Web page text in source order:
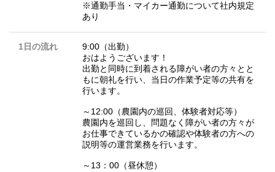
※通勤手当・マイカー通勤について社内規定
あり
1日の流れ
9:00（出勤）
おはようございます！
出勤と同時に到着される障がい者の方々とと
もに朝礼を行い、当日の作業予定等の共有を
行います。
～12:00（農園内の巡回、体験者対応等）
農園内を巡回し、問題なく障がい者の方々が
お仕事できているかの確認や体験者の方への
説明等の運営業務を行います。
～13：00（昼休憩）